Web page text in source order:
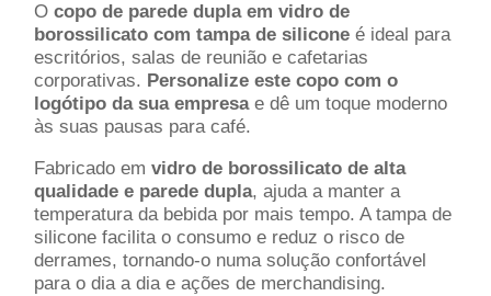
Ocopo de parede dupla em vidro de
borossilicato com tampa de silicone é ideal para
escritórios, salas de reunião e cafetarias
corporativas. Personalize este copo com o
logótipo da sua empresae dê um toque moderno
às suas pausas para café.
Fabricado emvidro de borossilicato de alta
qualidade e parede dupla, ajuda a manter a
temperatura da bebida por mais tempo. A tampa de
silicone facilita o consumo e reduz o risco de
derrames, tornando-o numa solução confortável
para o dia a dia e ações de merchandising.